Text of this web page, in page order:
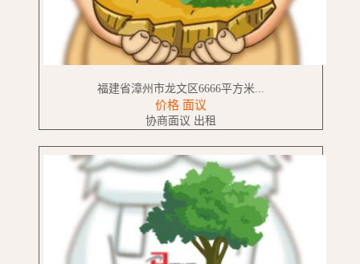
福建省漳州市龙文区6666平方米...
价格 面议
协商面议 出租